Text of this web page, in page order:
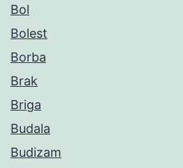
Bol
Bolest
Borba
Brak
Briga
Budala
Budizam